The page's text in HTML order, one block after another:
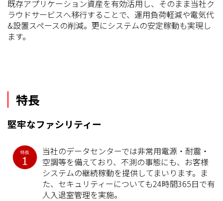
既存アプリケーション資産を有効活用し、そのまま当社ク
ラウドサービスへ移行することで、運用負荷軽減や電気代
&設置スペースの削減。更にシステムの安定稼動も実現し
ます。
特長
堅牢なファシリティー
当社のデータセンターでは非常用電源・耐震・
空調等を備えており、不測の事態にも、お客様
システムの継続稼動を提供してまいります。ま
た、セキュリティーについても24時間365日で有
人入退室管理を実施。